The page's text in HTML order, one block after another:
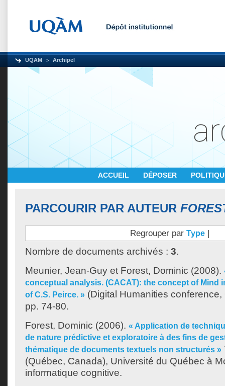
UQAM Archipel
ACCUEIL DÉPOSER
PARCOURIR PAR AUTEUR
Regrouper par Type |
Nombre de documents archivés : 3.
Meunier, Jean-Guy et Forest, Dominic (2008).
conceptual analysis. (CACAT): the concept of Mind
of C.S. Peirce. » (Digital Humanities
pp. 74-80.
Forest, Dominic (2006). « Application de
de nature prédictive et exploratoire à des fins de
thématique de documents textuels non structurés »
(Québec, Canada), Université du Québec à
informatique cognitive.